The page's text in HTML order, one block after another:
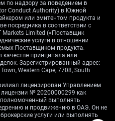
возвращение
на то, как рынки
и 2025 годов, первые
вызывают сильные
закономерность
быть готовыми к
уровня 1.3500 очень
disiniuntuk membuat
по надзору за поведением в
Conduct Authority) в Южной
или эмитентом продукта и
посредника в соответствии с
Markets Limited («Поставщик
услуги в отношении
Поставщиком продукта.
качестве принципала или
Зарегистрированный адрес:
Western Cape, 7708, South
лицензирован Управлением
№ 20200000299 как
выполнять
и продвижению в ОАЭ. Он не
услуги или выполнять